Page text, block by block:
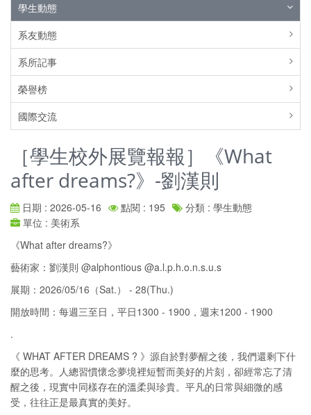
學生動態
系友動態
系所記事
榮譽榜
國際交流
［學生校外展覽報報］《What
after dreams?》-劉漢則
日期 : 2026-05-16 點閱 : 195
分類 : 學生動態
單位 : 美術系
《What after dreams?》
藝術家：劉漢則 @alphontious @a.l.p.h.o.n.s.u.s
展期：2026/05/16（Sat.） - 28(Thu.)
開放時間：每週三至日，平日1300 - 1900，週末1200 - 1900
.
《 WHAT AFTER DREAMS ? 》源自於對夢醒之後，我們還剩下什
麼的思考。人總習慣懷念夢境裡短暫而美好的片刻，卻經常忘了清
醒之後，現實中同樣存在的溫柔與珍貴。平凡的日常與細微的感
受，往往正是最真實的美好。